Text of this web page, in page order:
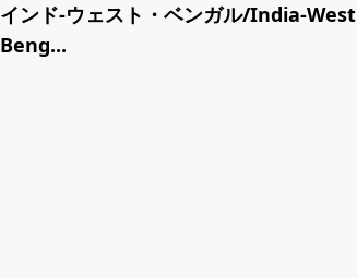
インド-ウェスト・ベンガル/India-West
Beng...